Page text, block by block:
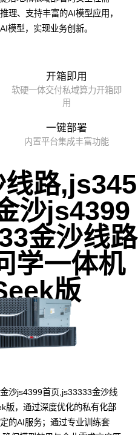
理、支持丰富的AI模型应用，
模型，实现业务创新。
开箱即用
软硬一体交付私域算力开箱即
用
一键部署
内置平台集成丰富功能
路,js345
沙js4399
金沙线路
学一体机
版
沙js4399首页,js33333金沙线
版，通过深度优化的私有化部
的AI服务；通过专业训练套